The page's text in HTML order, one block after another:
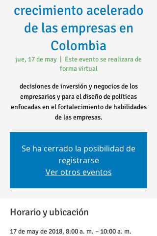
crecimiento acelerado
de las empresas en
Colombia
jue, 17 de may
Este evento se realizara de
forma virtual
decisiones de inversión y negocios de los
empresarios y para el diseño de políticas
enfocadas en el fortalecimiento de habilidades
de las empresas.
Se ha cerrado la posibilidad de
registrarse
Ver otros eventos
Horario y ubicación
17 de may de 2018, 8:00 a. m. – 10:00 a. m.